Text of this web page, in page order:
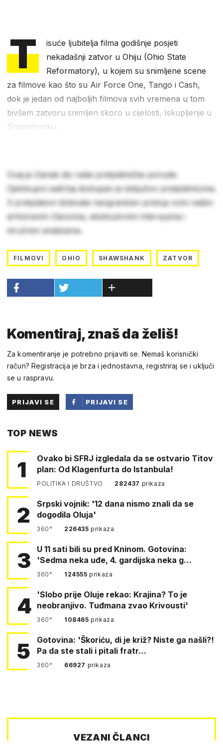
T
isuće ljubitelja filma godišnje posjeti
nekadašnji zatvor u Ohiju (Ohio State
Reformatory), u kojem su snimljene scene
za filmove kao što su Air Force One, Tango i Cash,
dok je jedan od najboljih filmova svih vremena u tom
bivšem zatvoru snimljen skoro u cijelosti, Iskupljenje u
Shawshanku.
Ovaj je članak dio naše pretplatničke ponude.
Cjelokupni sadržaj dostupan je isključivo pretplatnicima.
S pretplatom dobivate neograničen pristup svim našim
arhiviranim člancima, ekskluzivnim intervjuima i
stručnim analizama.
FILMOVI OHIO SHAWSHANK ZATVOR
Komentiraj, znaš da želiš!
Za komentiranje je potrebno prijaviti se. Nemaš korisnički
račun? Registracija je brza i jednostavna, registriraj se i uključi
se u raspravu.
PRIJAVI SE
PRIJAVI SE
TOP NEWS
1
Ovako bi SFRJ izgledala da se ostvario Titov
plan: Od Klagenfurta do Istanbula!
POLITIKA I DRUŠTVO 282437 prikaza
2
Srpski vojnik: '12 dana nismo znali da se
dogodila Oluja'
360° 226435prikaza
3
U 11 sati bili su pred Kninom. Gotovina:
'Sedma neka uđe, 4. gardijska neka g…
360° 124555prikaza
4
'Slobo prije Oluje rekao: Krajina? To je
neobranjivo. Tuđmana zvao Krivousti'
360° 108465prikaza
5
Gotovina: 'Škoriću, di je križ? Niste ga našli?!
Pa da ste stali i pitali fratr…
360° 66927 prikaza
VEZANI ČLANCI